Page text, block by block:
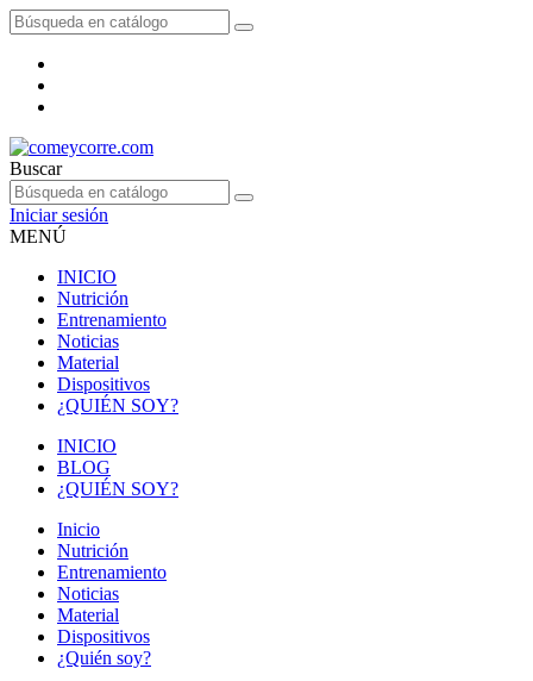
Buscar
Iniciar sesión
MENÚ
INICIO
Nutrición
Entrenamiento
Noticias
Material
Dispositivos
¿QUIÉN SOY?
INICIO
BLOG
¿QUIÉN SOY?
Inicio
Nutrición
Entrenamiento
Noticias
Material
Dispositivos
¿Quién soy?